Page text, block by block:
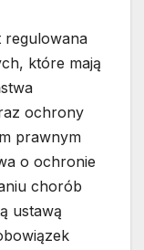
regulowana
które mają
ochrony
prawnym
o ochronie
chorób
ustawą